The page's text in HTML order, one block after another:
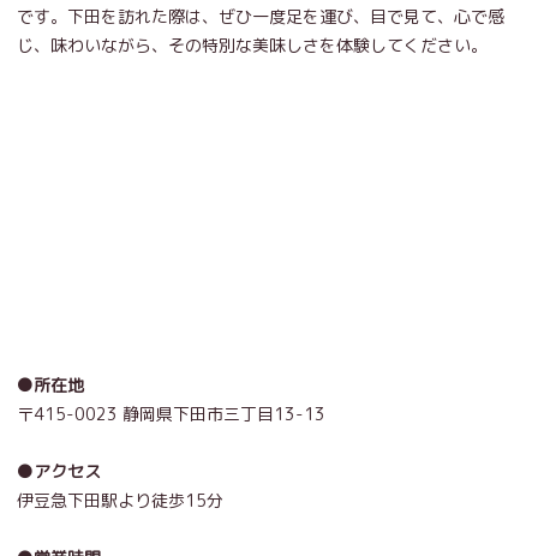
です。下田を訪れた際は、ぜひ一度足を運び、目で見て、心で感
じ、味わいながら、その特別な美味しさを体験してください。
●所在地
〒415-0023 静岡県下田市三丁目 13-13
●アクセス
伊豆急下田駅より徒歩15分